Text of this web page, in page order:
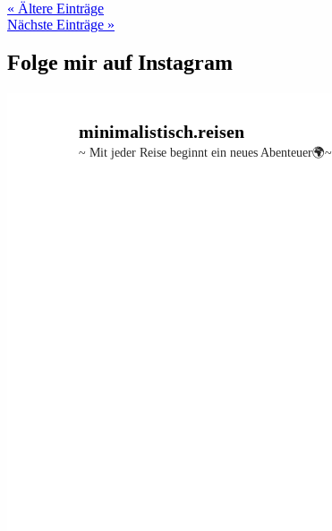
« Ältere Einträge
Nächste Einträge »
Folge mir auf Instagram
minimalistisch.reisen
~ Mit jeder Reise beginnt ein neues Abenteuer🌍~